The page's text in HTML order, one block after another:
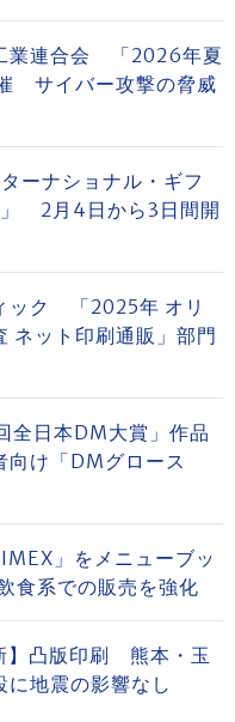
業連合会 「2026年夏
サイバー攻撃の脅威
ーナショナル・ギフ
」 2月4日から3日間開
ック 「2025年 オリ
ネット印刷通販」部門
日本DM大賞」作品
け「DMグロース
」をメニューブッ
系での販売を強化
】凸版印刷 熊本・玉
に地震の影響なし